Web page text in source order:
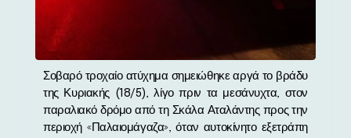
Σοβαρό τροχαίο ατύχημα σημειώθηκε αργά το βράδυ
της Κυριακής (18/5), λίγο πριν τα μεσάνυχτα, στον
παραλιακό δρόμο από τη Σκάλα Αταλάντης προς την
περιοχή «Παλαιομάγαζα», όταν αυτοκίνητο εξετράπη